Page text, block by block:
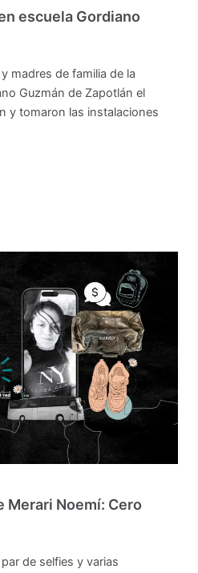
escuela Gordiano
madres de familia de la
Guzmán de Zapotlán el
y tomaron las instalaciones
Merari Noemí: Cero
de selfies y varias